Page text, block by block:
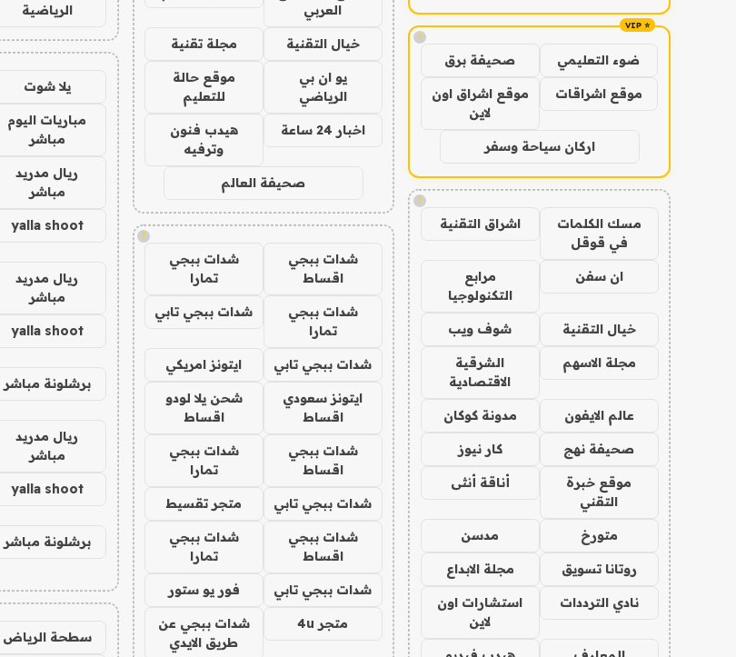
!
ضوء التعليمي صحيفة برق
موقع اشراقات
موقع اشراق اون
لاين
اركان سياحة وسفر
!
مسك الكلمات
في قوقل
اشراق التقنية
ان سفن
مرابع
التكنولوجيا
خيال التقنية شوف ويب
مجلة الاسهم
الشرقية
الاقتصادية
عالم الايفون مدونة كوكان
صحيفة نهج كار نيوز
موقع خبرة
التقني
أناقة أنثى
متورخ مدسن
روتانا تسويق مجلة الابداع
نادي الترددات
استشارات اون
لاين
العربي
خيال التقنية مجلة تقنية
يو ان بي
الرياضي
موقع حالة
للتعليم
اخبار 24 ساعة
هيدب فنون
وترفيه
صحيفة العالم
!
شدات ببجي
اقساط
شدات ببجي
تمارا
شدات ببجي
تمارا
شدات ببجي تابي
شدات ببجي تابي ايتونز امريكي
ايتونز سعودي
اقساط
شحن يلا لودو
اقساط
شدات ببجي
اقساط
شدات ببجي
تمارا
شدات ببجي تابي متجر تقسيط
شدات ببجي
اقساط
شدات ببجي
تمارا
شدات ببجي تابي فور يو ستور
متجر 4u
شدات ببجي عن
طريق الايدي
الرياضية
يلا شوت
مباريات اليوم
مباشر
ريال مدريد
مباشر
yalla shoot
ريال مدريد
مباشر
yalla shoot
برشلونة مباشر
ريال مدريد
مباشر
yalla shoot
برشلونة مباشر
سطحة الرياض